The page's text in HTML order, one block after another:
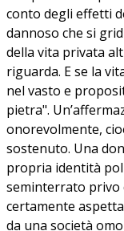
conto degli effetti
dannoso che si
della vita privata
riguarda. E se la
nel vasto e
pietra".
onorevolmente,
sostenuto. Una
propria identità
seminterrato privo
certamente
da una società